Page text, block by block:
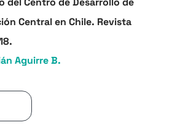
Central en Chile. Revista
Aguirre B.